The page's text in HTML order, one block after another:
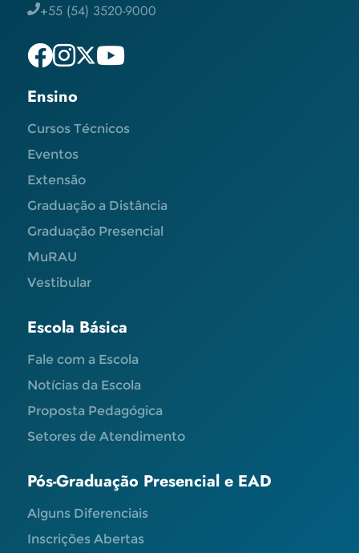
+55 (54) 3520-9000
Ensino
Cursos Técnicos
Eventos
Extensão
Graduação a Distância
Graduação Presencial
MuRAU
Vestibular
Escola Básica
Fale com a Escola
Notícias da Escola
Proposta Pedagógica
Setores de Atendimento
Pós-Graduação Presencial e EAD
Alguns Diferenciais
Inscrições Abertas